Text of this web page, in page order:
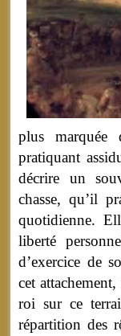
plus
pratiquant
décrire un
chasse, qu’il
quotidienne.
liberté
d’exercice de
cet
roi sur ce
répartition des